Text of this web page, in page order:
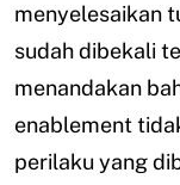
menyelesaikan
sudah dibekali
menandakan
enablement
perilaku yang